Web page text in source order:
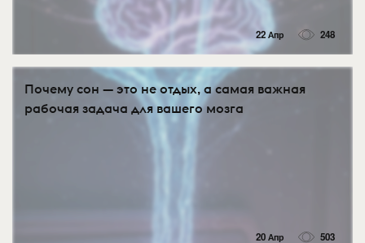
22 Апр 248
Почему сон — это не отдых, а самая важная
рабочая задача для вашего мозга
20 Апр 503